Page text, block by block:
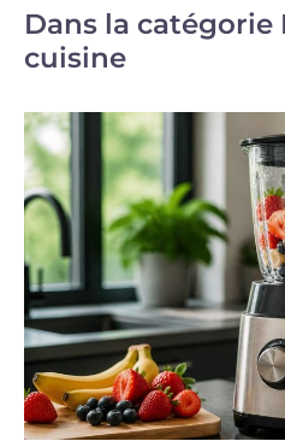
Dans la catégorie
cuisine